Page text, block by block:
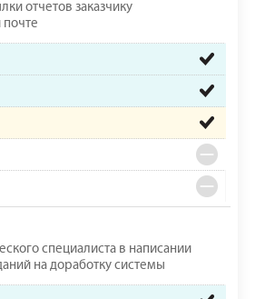
отчетов заказчику
почте
специалиста в написании
на доработку системы